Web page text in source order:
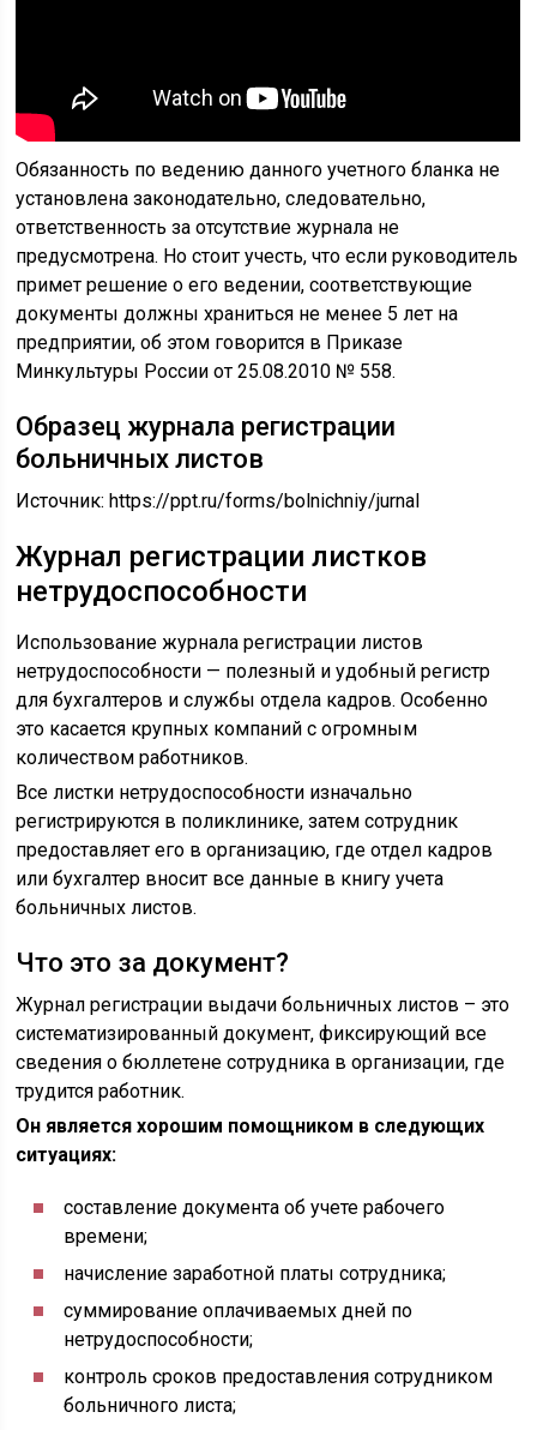
Обязанность по ведению данного учетного бланка не
установлена законодательно, следовательно,
ответственность за отсутствие журнала не
предусмотрена. Но стоит учесть, что если руководитель
примет решение о его ведении, соответствующие
документы должны храниться не менее 5 лет на
предприятии, об этом говорится в Приказе
Минкультуры России от 25.08.2010 № 558.
Образец журнала регистрации
больничных листов
Источник:https://ppt.ru/forms/bolnichniy/jurnal
Журнал регистрации листков
нетрудоспособности
Использование журнала регистрации листов
нетрудоспособности — полезный и удобный регистр
для бухгалтеров и службы отдела кадров. Особенно
это касается крупных компаний с огромным
количеством работников.
Все листки нетрудоспособности изначально
регистрируются в поликлинике, затем сотрудник
предоставляет его в организацию, где отдел кадров
или бухгалтер вносит все данные в книгу учета
больничных листов.
Что это за документ?
Журнал регистрации выдачи больничных листов – это
систематизированный документ, фиксирующий все
сведения о бюллетене сотрудника в организации, где
трудится работник.
Он является хорошим помощником в следующих
ситуациях:
составление документа об учете рабочего
времени;
начисление заработной платы сотрудника;
суммирование оплачиваемых дней по
нетрудоспособности;
контроль сроков предоставления сотрудником
больничного листа;